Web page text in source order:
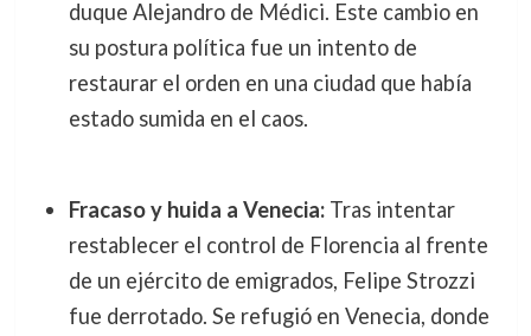
duque Alejandro de Médici. Este cambio en
su postura política fue un intento de
restaurar el orden en una ciudad que había
estado sumida en el caos.
Fracaso y huida a Venecia:Tras intentar
restablecer el control de Florencia al frente
de un ejército de emigrados, Felipe Strozzi
fue derrotado. Se refugió en Venecia, donde